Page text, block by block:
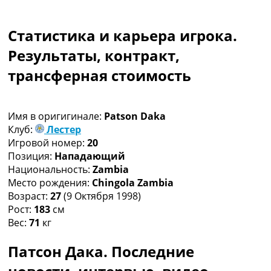
Чемпионат Мира
Украина. Премьер-Лига
Украина. Первая Лига
Лига Чемпионов
Другие Турниры >>>
Таблицы
Таблицы групп Чемпионата Мира
Украина. Премьер-Лига
Украина. Первая Лига
Лига Чемпионов. Таблицы групп
Англия. Премьер-Лига
Испания. Ла Лига
Рейтинг стран УЕФА
Рейтинг клубов УЕФА
Статистика и карьера игрока.
Результаты, контракт,
трансферная стоимость
Имя в оригигинале: Patson Daka
Клуб:
Лестер
Игровой номер: 20
Позиция: Нападающий
Национальность: Zambia
Место рождения: Chingola Zambia
Возраст: 27(9 Октября 1998)
Рост: 183 см
Вес: 71 кг
Патсон Дака. Последние